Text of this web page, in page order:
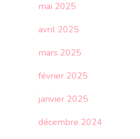
mai 2025
avril 2025
mars 2025
février 2025
janvier 2025
décembre 2024